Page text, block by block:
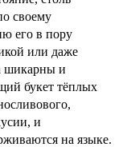
своему
его в пору
или даже
шикарны и
букет тёплых
и
на языке.